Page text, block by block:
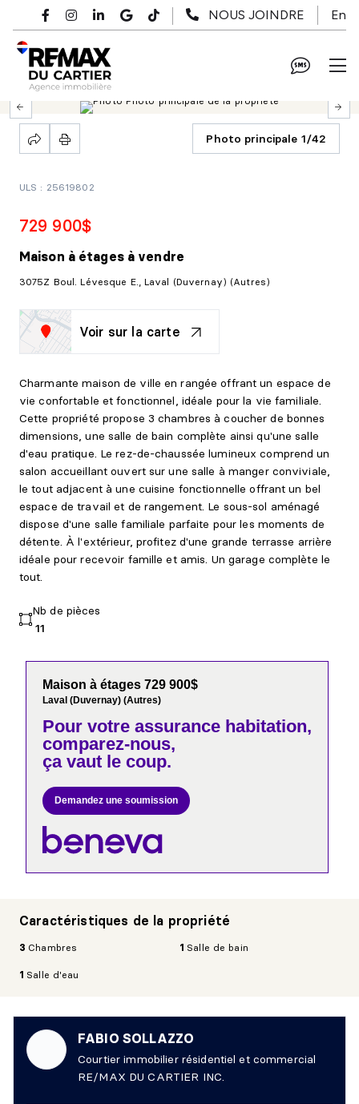
Passer au contenu principal
NOUS JOINDRE En